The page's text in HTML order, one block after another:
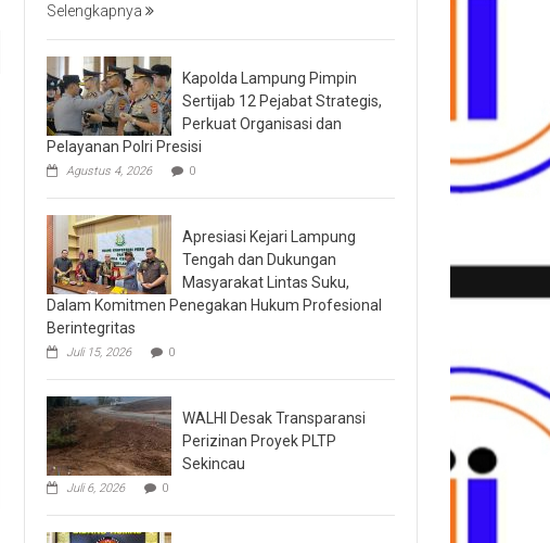
Selengkapnya
Kapolda Lampung Pimpin
Sertijab 12 Pejabat Strategis,
Perkuat Organisasi dan
Pelayanan Polri Presisi
Agustus 4, 2026 0
Apresiasi Kejari Lampung
Tengah dan Dukungan
Masyarakat Lintas Suku,
Dalam Komitmen Penegakan Hukum Profesional
Berintegritas
Juli 15, 2026 0
WALHI Desak Transparansi
Perizinan Proyek PLTP
Sekincau
Juli 6, 2026 0